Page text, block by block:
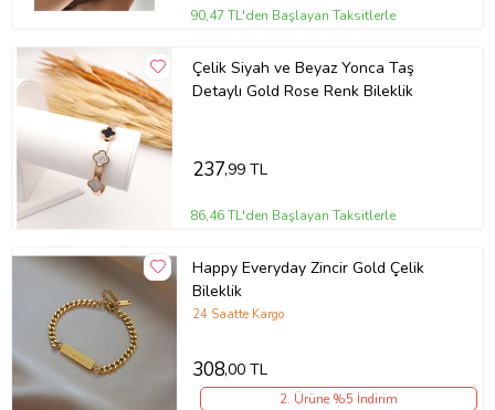
90,47 TL'den Başlayan Taksitlerle
Çelik Siyah ve Beyaz Yonca Taş
Detaylı Gold Rose Renk Bileklik
237,99 TL
86,46 TL'den Başlayan Taksitlerle
Happy Everyday Zincir Gold Çelik
Bileklik
24 Saatte Kargo
308,00 TL
2. Ürüne %5 İndirim